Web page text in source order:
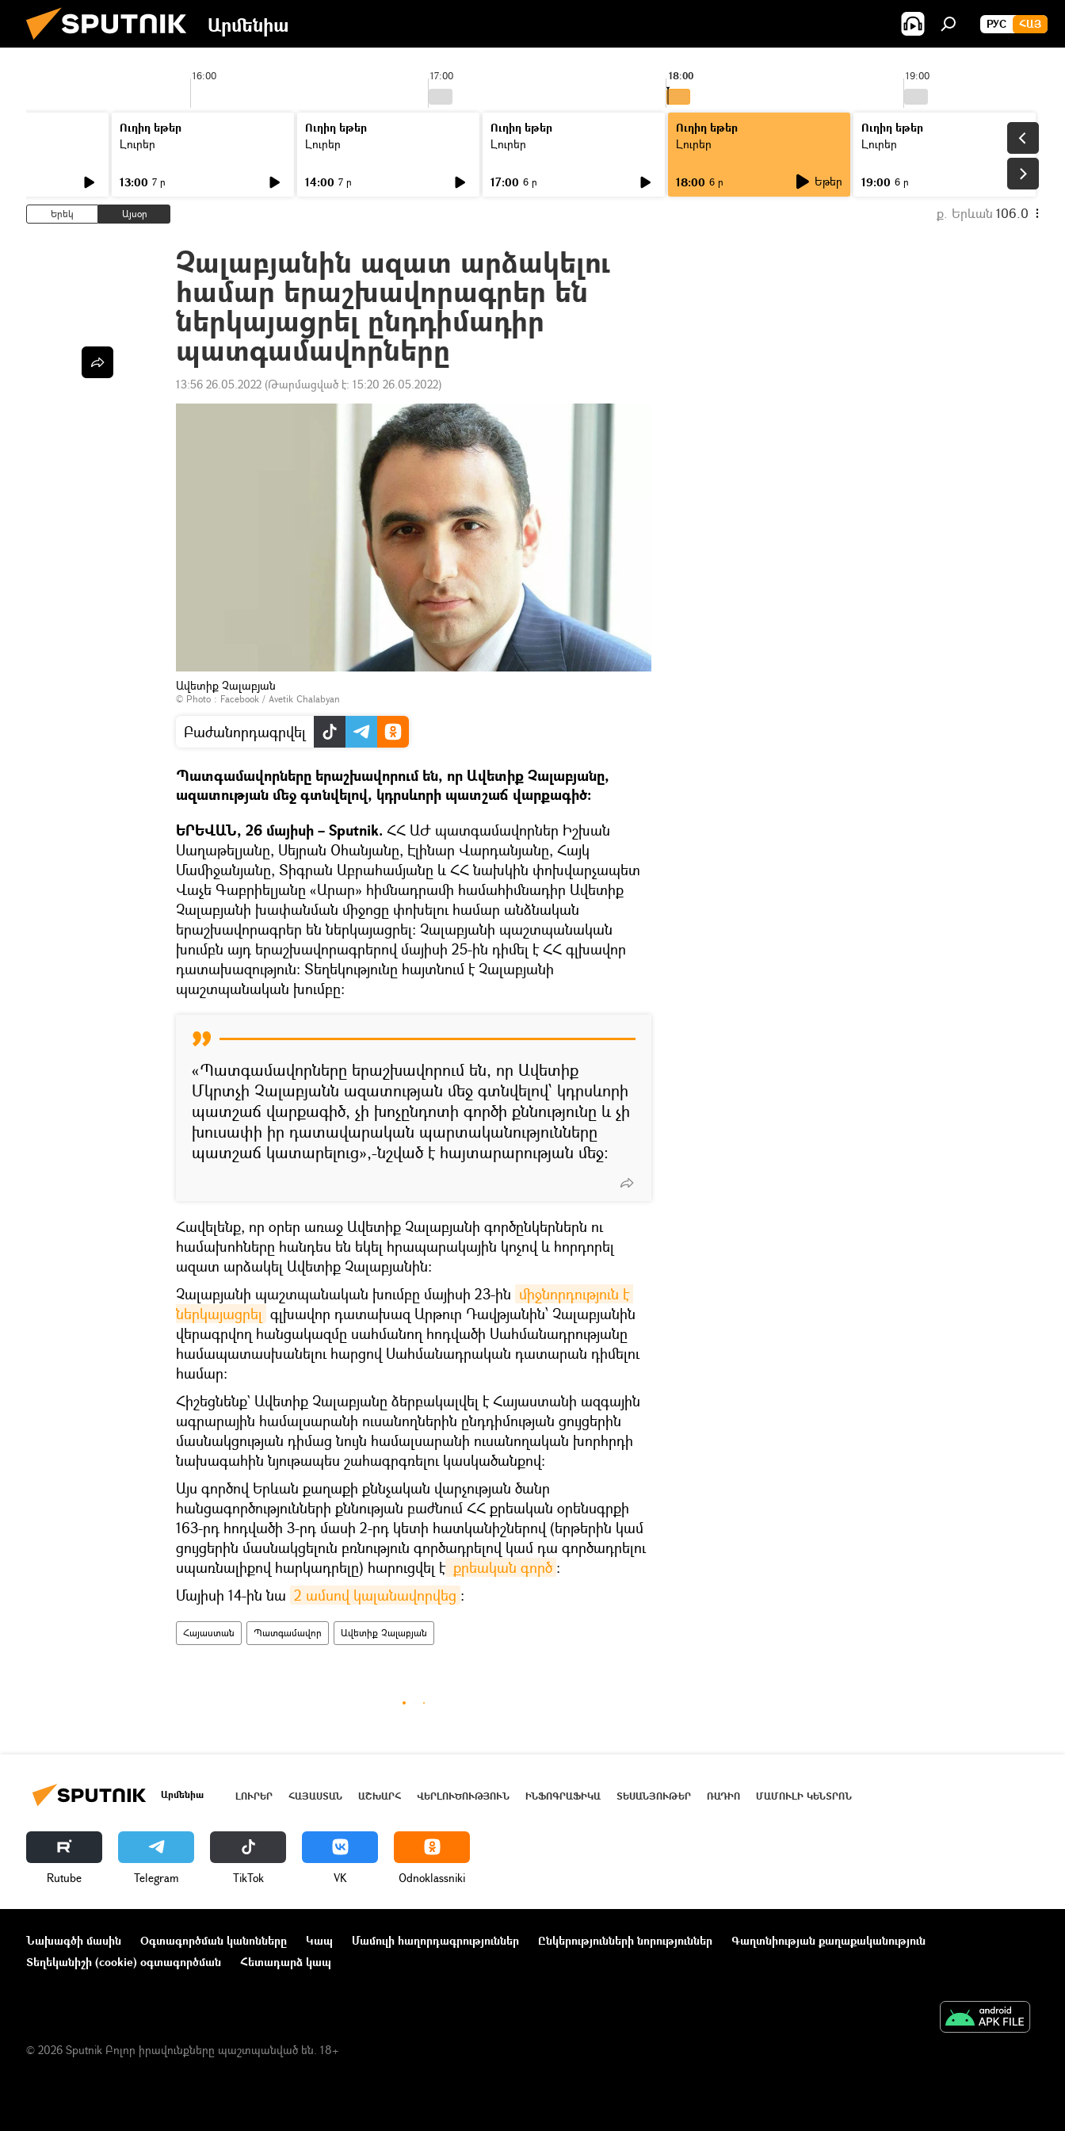
Արմենիա РУС ՀԱՅ
16:00 17:00 19:00
18:00
Ուղիղ եթեր
Լուրեր
13:00 7 ր
Ուղիղ եթեր
Լուրեր
14:00 7 ր
Ուղիղ եթեր
Լուրեր
17:00 6 ր
Ուղիղ եթեր
Լուրեր
18:00 6 ր Եթեր
Ուղիղ եթեր
Լուրեր
19:00 6 ր
Երեկ Այսօր ք. Երևան 106.0
Չալաբյանին ազատ արձակելու
համար երաշխավորագրեր են
ներկայացրել ընդդիմադիր
պատգամավորները
13:56 26.05.2022 (Թարմացված է: 15:20 26.05.2022)
Ավետիք Չալաբյան
© Photo : Facebook / Avetik Chalabyan
Բաժանորդագրվել
Պատգամավորները երաշխավորում են, որ Ավետիք Չալաբյանը,
ազատության մեջ գտնվելով, կդրսևորի պատշաճ վարքագիծ։
ԵՐԵՎԱՆ, 26 մայիսի – Sputnik. ՀՀ ԱԺ պատգամավորներ Իշխան
Սաղաթելյանը, Սեյրան Օհանյանը, Էլինար Վարդանյանը, Հայկ
Մամիջանյանը, Տիգրան Աբրահամյանը և ՀՀ նախկին փոխվարչապետ
Վաչե Գաբրիելյանը «Արար» հիմնադրամի համահիմնադիր Ավետիք
Չալաբյանի խափանման միջոցը փոխելու համար անձնական
երաշխավորագրեր են ներկայացրել։ Չալաբյանի պաշտպանական
խումբն այդ երաշխավորագրերով մայիսի 25-ին դիմել է ՀՀ գլխավոր
դատախազություն։ Տեղեկությունը հայտնում է Չալաբյանի
պաշտպանական խումբը։
«Պատգամավորները երաշխավորում են, որ Ավետիք
Մկրտչի Չալաբյանն ազատության մեջ գտնվելով՝ կդրսևորի
պատշաճ վարքագիծ, չի խոչընդոտի գործի քննությունը և չի
խուսափի իր դատավարական պարտականությունները
պատշաճ կատարելուց»,-նշված է հայտարարության մեջ։
Հավելենք, որ օրեր առաջ Ավետիք Չալաբյանի գործընկերներն ու
համախոհները հանդես են եկել հրապարակային կոչով և հորդորել
ազատ արձակել Ավետիք Չալաբյանին։
Չալաբյանի պաշտպանական խումբը մայիսի 23-ին միջնորդություն է
ներկայացրել գլխավոր դատախազ Արթուր Դավթյանին՝ Չալաբյանին
վերագրվող հանցակազմը սահմանող հոդվածի Սահմանադրությանը
համապատասխանելու հարցով Սահմանադրական դատարան դիմելու
համար։
Հիշեցնենք` Ավետիք Չալաբյանը ձերբակալվել է Հայաստանի ազգային
ագրարային համալսարանի ուսանողներին ընդդիմության ցույցերին
մասնակցության դիմաց նույն համալսարանի ուսանողական խորհրդի
նախագահին նյութապես շահագրգռելու կասկածանքով։
Այս գործով Երևան քաղաքի քննչական վարչության ծանր
հանցագործությունների քննության բաժնում ՀՀ քրեական օրենսգրքի
163-րդ հոդվածի 3-րդ մասի 2-րդ կետի հատկանիշներով (երթերին կամ
ցույցերին մասնակցելուն բռնություն գործադրելով կամ դա գործադրելու
սպառնալիքով հարկադրելը) հարուցվել է քրեական գործ ։
Մայիսի 14-ին նա 2 ամսով կալանավորվեց ։
Հայաստան Պատգամավոր Ավետիք Չալաբյան
Արմենիա ԼՈՒՐԵՐ ՀԱՅԱՍՏԱՆ ԱՇԽԱՐՀ ՎԵՐԼՈՒԾՈՒԹՅՈՒՆ ԻՆՖՈԳՐԱՖԻԿԱ ՏԵՍԱՆՅՈՒԹԵՐ ՌԱԴԻՈ ՄԱՄՈՒԼԻ ԿԵՆՏՐՈՆ
Rutube Telegram ТikТоk VK Odnoklassniki
Նախագծի մասին Օգտագործման կանոնները Կապ Մամուլի հաղորդագրություններ Ընկերությունների նորություններ
Գաղտնիության քաղաքականություն
Տեղեկանիշի (cookie) օգտագործման
Հետադարձ կապ
© 2026 Sputnik Բոլոր իրավունքները պաշտպանված են. 18+